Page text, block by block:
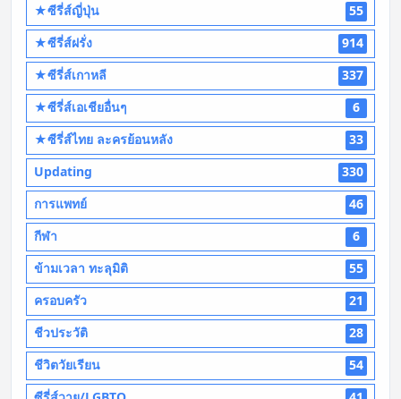
★ซีรี่ส์ญี่ปุ่น
55
★ซีรี่ส์ฝรั่ง
914
★ซีรี่ส์เกาหลี
337
★ซีรี่ส์เอเชียอื่นๆ
6
★ซีรี่ส์ไทย ละครย้อนหลัง
33
Updating
330
การแพทย์
46
กีฬา
6
ข้ามเวลา ทะลุมิติ
55
ครอบครัว
21
ชีวประวัติ
28
ชีวิตวัยเรียน
54